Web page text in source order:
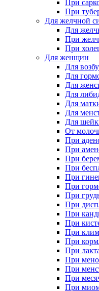
При
При
Для желчной
Для
При
При
Для женщин
Для
Для
Для
Для
Для
Для
Для
От
При
При
При
При
При
При
При
При
При
При
При
При
При
При
При
При
При